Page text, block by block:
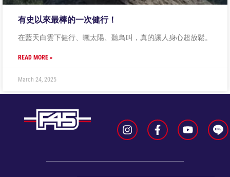
有史以來最棒的一次健行！
在藍天白雲下健行、曬太陽、聽鳥叫，真的讓人身心超放鬆。
READ MORE »
March 24, 2025